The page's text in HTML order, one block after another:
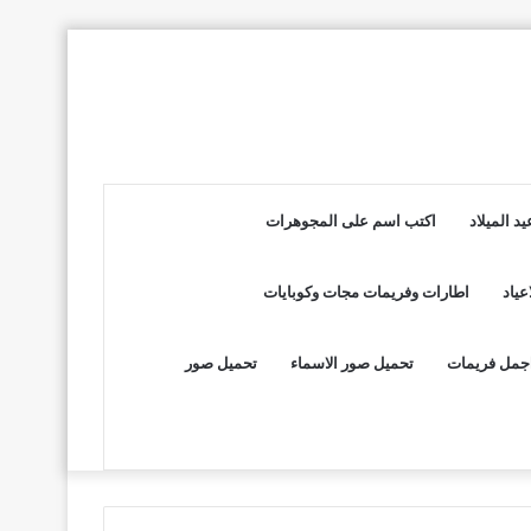
الميلاد اكتب اسم على المجوهرات
اطارات وفريمات مجات وكوبايات
فريمات تحميل صور الاسماء تحميل صور